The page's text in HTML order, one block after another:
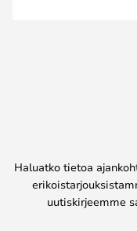
Haluatko tietoa
uutiskirjeemme